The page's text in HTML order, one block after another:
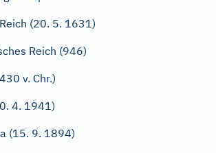
(20. 5. 1631)
Reich (946)
v. Chr.)
4. 1941)
(15. 9. 1894)